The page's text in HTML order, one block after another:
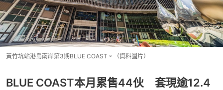
黃竹坑站港島南岸第3期BLUE COAST。（資料圖片）
BLUE COAST本月累售44伙 套現逾12.4